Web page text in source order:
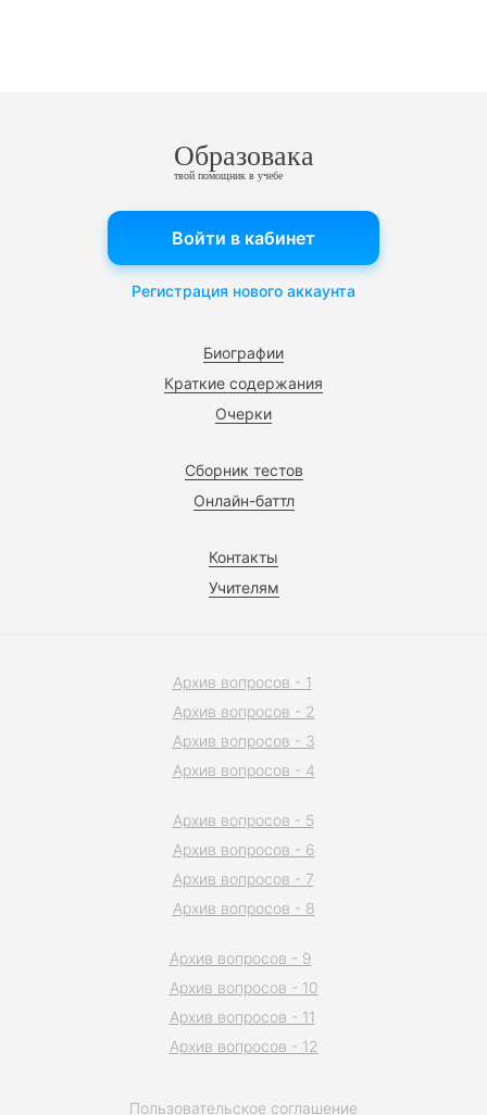
Образовака
твой помощник в учебе
Биографии
Краткие содержания
Очерки
Сборник тестов
Онлайн-баттл
Контакты
Учителям
Войти в кабинет
Регистрация нового аккаунта
Пользовательское соглашение
Архив вопросов - 1
Архив вопросов - 2
Архив вопросов - 3
Архив вопросов - 4
Архив вопросов - 5
Архив вопросов - 6
Архив вопросов - 7
Архив вопросов - 8
Архив вопросов - 9
Архив вопросов - 10
Архив вопросов - 11
Архив вопросов - 12